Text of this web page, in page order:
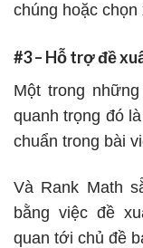
chúng hoặc chọn
#3 – Hỗ trợ đề
Một trong
quanh trọng đó
chuẩn trong bài
Và Rank Math
bằng việc đề
quan tới chủ đề